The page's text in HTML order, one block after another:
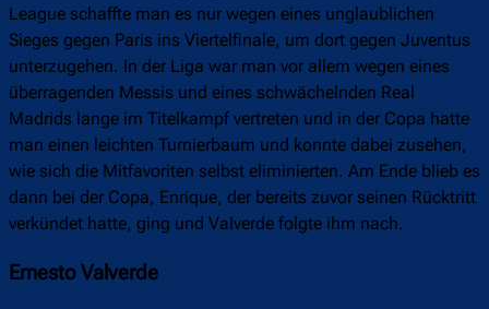
League schaffte man es nur wegen eines unglaublichen
Sieges gegen Paris ins Viertelfinale, um dort gegen Juventus
unterzugehen. In der Liga war man vor allem wegen eines
überragenden Messis und eines schwächelnden Real
Madrids lange im Titelkampf vertreten und in der Copa hatte
man einen leichten Turnierbaum und konnte dabei zusehen,
wie sich die Mitfavoriten selbst eliminierten. Am Ende blieb es
dann bei der Copa, Enrique, der bereits zuvor seinen Rücktritt
verkündet hatte, ging und Valverde folgte ihm nach.
Ernesto Valverde